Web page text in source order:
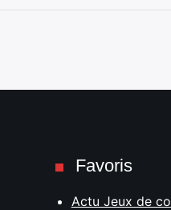
Favoris
Actu Jeux de